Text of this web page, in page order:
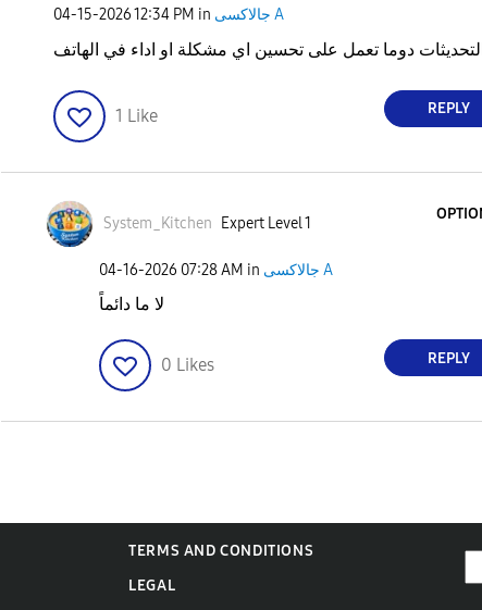
‎04-15-202612:34 PM in جالاكسى A
1 Like REPLY
System_Kitchen Expert Level 1
‎04-16-2026 07:28 AM in جالاكسى A
لا ما دائماً
0 Likes REPLY
TERMS AND CONDITIONS
LEGAL